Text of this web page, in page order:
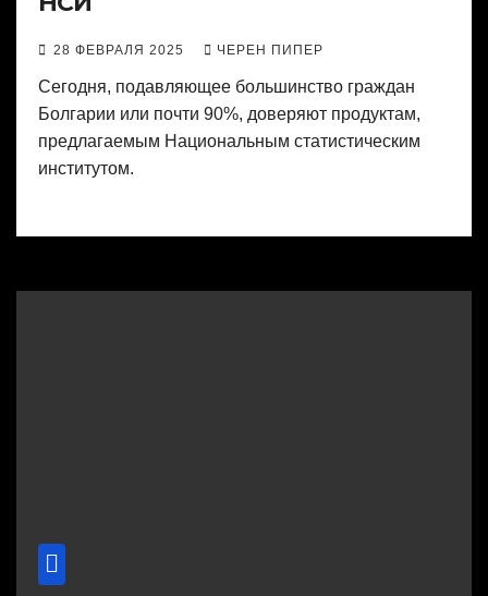
28 ФЕВРАЛЯ 2025 ЧЕРЕН ПИПЕР
Сегодня, подавляющее большинство граждан
Болгарии или почти 90%, доверяют продуктам,
предлагаемым Национальным статистическим
институтом.